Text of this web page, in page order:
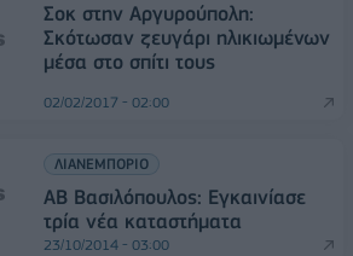
Σοκ στην Αργυρούπολη:
Σκότωσαν ζευγάρι ηλικιωμένων
μέσα στο σπίτι τους
02/02/2017 - 02:00
ΛΙΑΝΕΜΠΟΡΙΟ
ΑΒ Βασιλόπουλος: Εγκαινίασε
τρία νέα καταστήματα
23/10/2014 - 03:00